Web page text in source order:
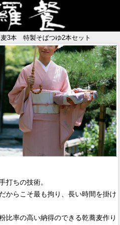
3本 特製そばつゆ2本セット
打ちの技術。
からこそ最も拘り、長い時間を掛け
比率の高い納得のできる乾蕎麦作り